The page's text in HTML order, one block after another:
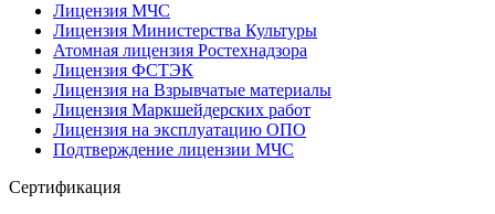
Лицензия МЧС
Лицензия Министерства Культуры
Атомная лицензия Ростехнадзора
Лицензия ФСТЭК
Лицензия на Взрывчатые материалы
Лицензия Маркшейдерских работ
Лицензия на эксплуатацию ОПО
Подтверждение лицензии МЧС
Сертификация